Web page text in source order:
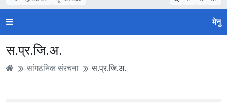
मेनु
स.प्र.जि.अ.
सांगठनिक संरचना स.प्र.जि.अ.